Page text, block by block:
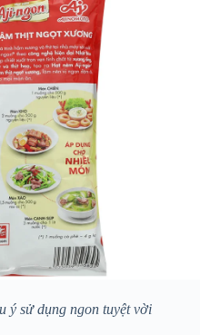
ý sử dụng ngon tuyệt vời